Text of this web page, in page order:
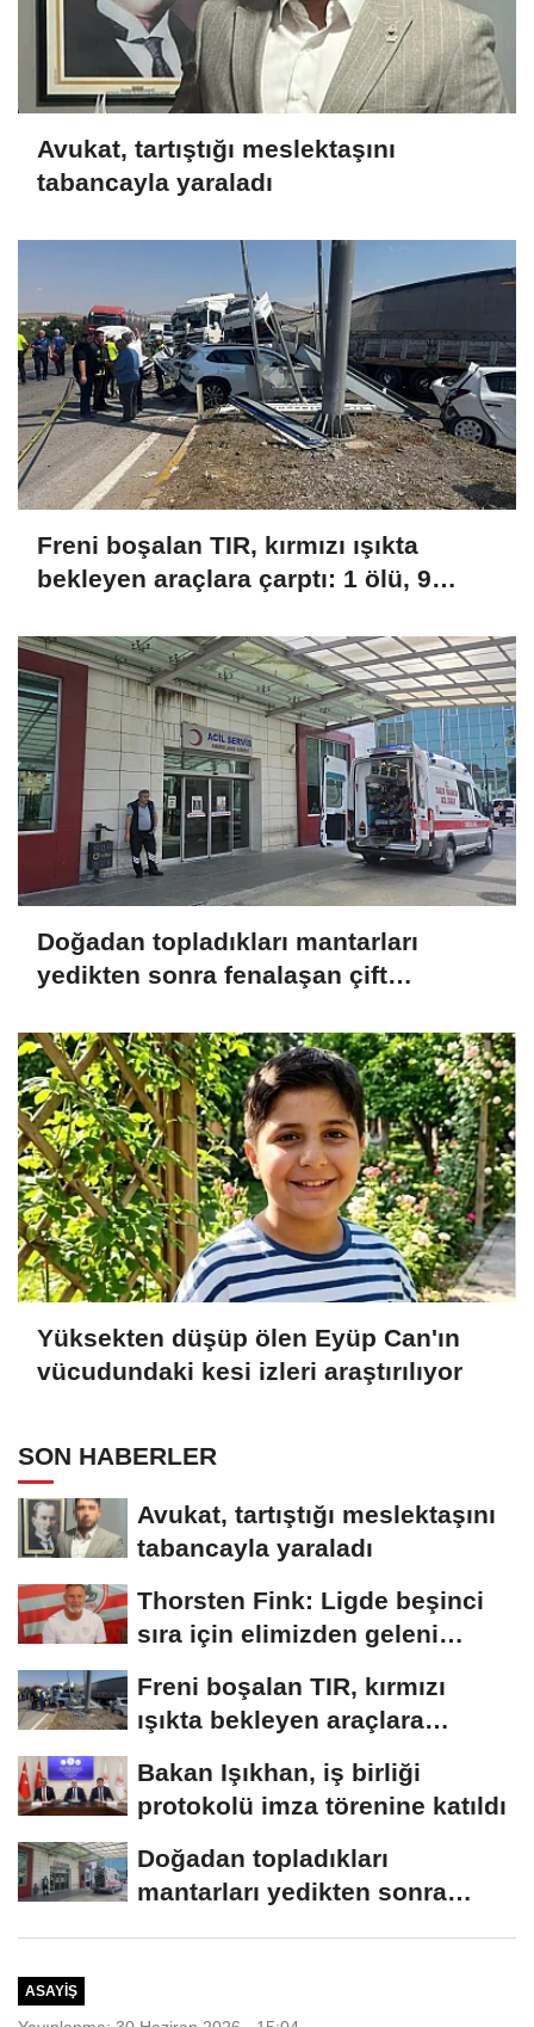
Avukat, tartıştığı meslektaşını
tabancayla yaraladı
Freni boşalan TIR, kırmızı ışıkta
bekleyen araçlara çarptı: 1 ölü, 9
Doğadan topladıkları mantarları
yedikten sonra fenalaşan çift
Yüksekten düşüp ölen Eyüp Can'ın
vücudundaki kesi izleri araştırılıyor
SON HABERLER
Avukat, tartıştığı meslektaşını
tabancayla yaraladı
Thorsten Fink: Ligde beşinci
sıra için elimizden geleni
Freni boşalan TIR, kırmızı
ışıkta bekleyen araçlara
Bakan Işıkhan, iş birliği
protokolü imza törenine katıldı
Doğadan topladıkları
mantarları yedikten sonra
ASAYIŞ